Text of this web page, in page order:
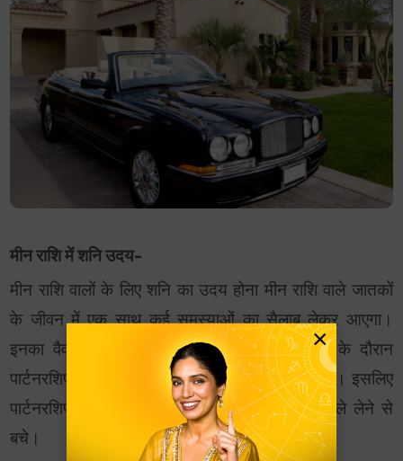
मीन राशि में शनि उदय-
मीन राशि वालों के लिए शनि का उदय होना मीन राशि वाले जातकों
के जीवन में एक साथ कई समस्याओं का सैलाब लेकर आएगा।
इनका वैवाहिक जीवन कष्ट में गुजरेगा। इस अवधि के दौरान
पार्टनरशिप का व्यापार करने से आपको धन की हानि होगी। इसलिए
पार्टनरशिप और अपने व्यापार के लिए जोखिम भरे फैसले लेने से
बचे।
×